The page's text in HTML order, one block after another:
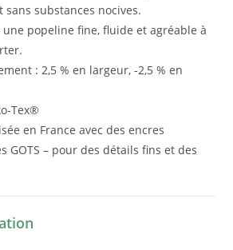
substances nocives.
une popeline fine, fluide et agréable à
: 2,5 % en largeur, -2,5 % en
Tex®
en France avec des encres
GOTS – pour des détails fins et des